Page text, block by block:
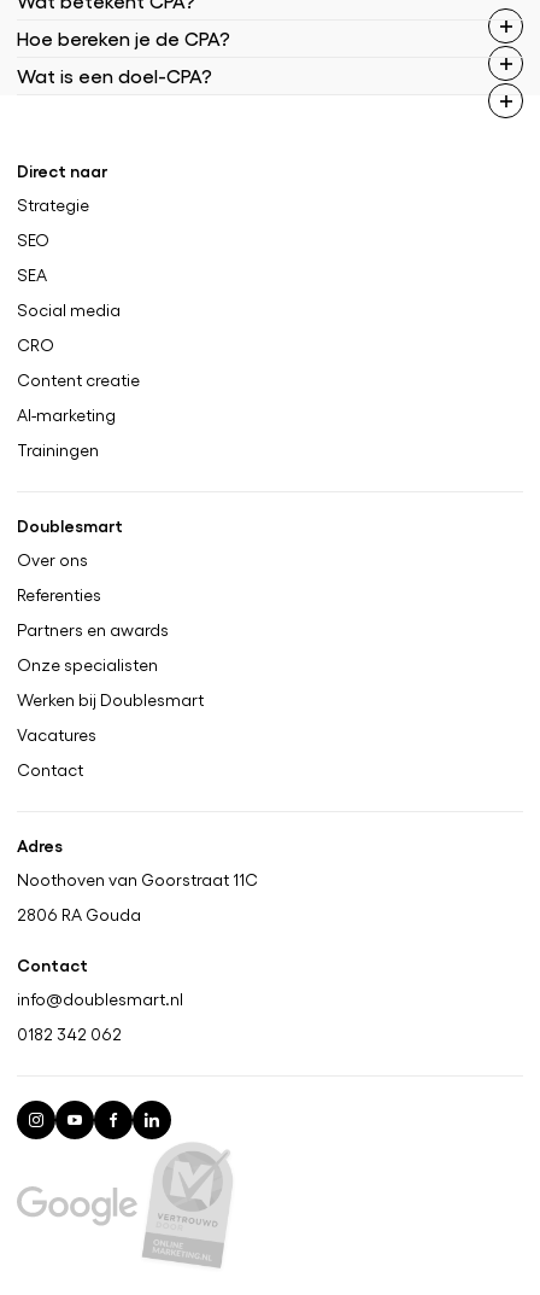
Hoe bereken je de CPA?
Wat is een doel-CPA?
Direct naar
Strategie
SEO
SEA
Social media
CRO
Content creatie
AI-marketing
Trainingen
Doublesmart
Over ons
Referenties
Partners en awards
Onze specialisten
Werken bij Doublesmart
Vacatures
Contact
Adres
Noothoven van Goorstraat 11C
2806 RA Gouda
Contact
info@doublesmart.nl
0182 342 062